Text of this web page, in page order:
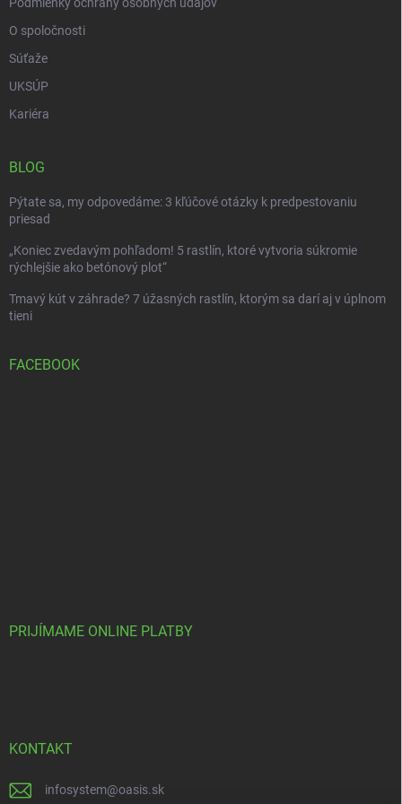
Podmienky ochrany osobných údajov
O spoločnosti
Súťaže
UKSÚP
Kariéra
BLOG
Pýtate sa, my odpovedáme: 3 kľúčové otázky k predpestovaniu
priesad
„Koniec zvedavým pohľadom! 5 rastlín, ktoré vytvoria súkromie
rýchlejšie ako betónový plot“
Tmavý kút v záhrade? 7 úžasných rastlín, ktorým sa darí aj v úplnom
tieni
FACEBOOK
PRIJÍMAME ONLINE PLATBY
KONTAKT
infosystem@oasis.sk